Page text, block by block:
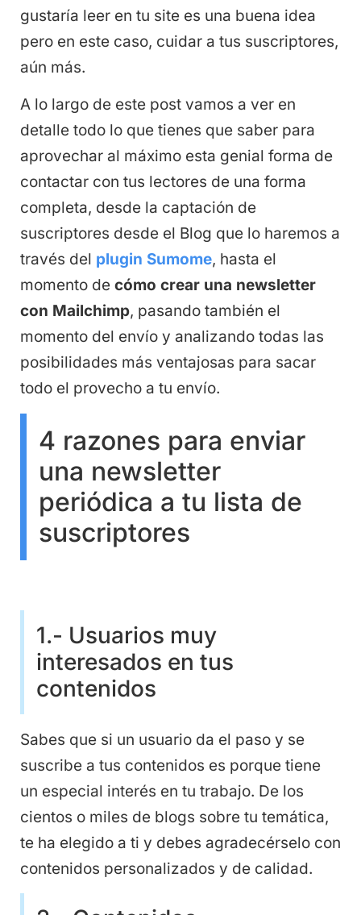
gustaría leer en tu site es una buena idea
pero en este caso, cuidar a tus suscriptores,
aún más.
A lo largo de este post vamos a ver en
detalle todo lo que tienes que saber para
aprovechar al máximo esta genial forma de
contactar con tus lectores de una forma
completa, desde la captación de
suscriptores desde el Blog que lo haremos a
través del plugin Sumome, hasta el
momento de cómo crear una newsletter
con Mailchimp, pasando también el
momento del envío y analizando todas las
posibilidades más ventajosas para sacar
todo el provecho a tu envío.
4 razones para enviar
una newsletter
periódica a tu lista de
suscriptores
1.- Usuarios muy
interesados en tus
contenidos
Sabes que si un usuario da el paso y se
suscribe a tus contenidos es porque tiene
un especial interés en tu trabajo. De los
cientos o miles de blogs sobre tu temática,
te ha elegido a ti y debes agradecérselo con
contenidos personalizados y de calidad.